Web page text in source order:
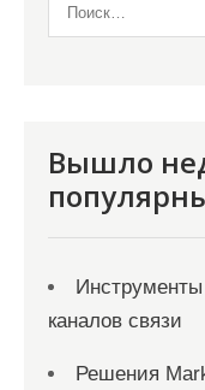
Вышло
каналов связи
Решения